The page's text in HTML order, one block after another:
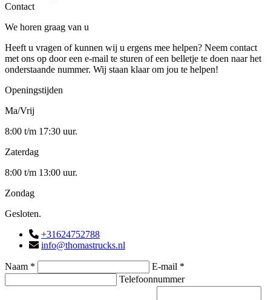
Contact
We horen graag van u
Heeft u vragen of kunnen wij u ergens mee helpen? Neem contact
met ons op door een e-mail te sturen of een belletje te doen naar het
onderstaande nummer. Wij staan klaar om jou te helpen!
Openingstijden
Ma/Vrij
8:00 t/m 17:30 uur.
Zaterdag
8:00 t/m 13:00 uur.
Zondag
Gesloten.
+31624752788
info@thomastrucks.nl
Naam *
E-mail *
Telefoonnummer